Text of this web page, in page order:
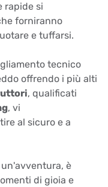
rapide si
forniranno
e tuffarsi.
tecnico
offrendo i più alti
, qualificati
, vi
al sicuro e a
un'avventura, è
di gioia e